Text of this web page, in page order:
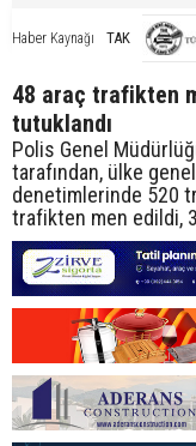
Haber Kaynağı TAK
48 araç trafikten
tutuklandı
Polis Genel
tarafından, ülke
denetimlerinde 520
trafikten men edildi,